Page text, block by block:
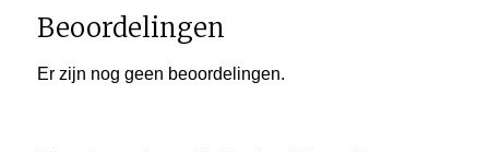
Beoordelingen
Er zijn nog geen beoordelingen.